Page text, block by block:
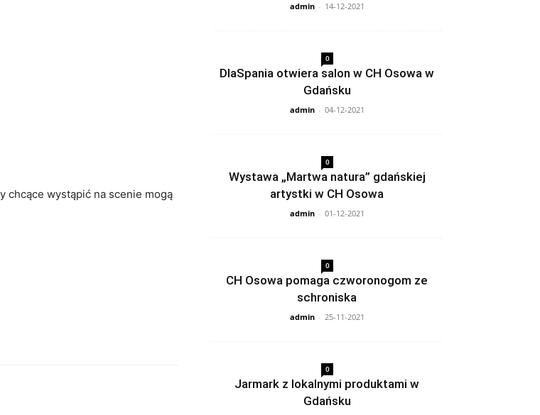
chcące wystąpić na scenie mogą
admin - 14-12-2021
0
DlaSpania otwiera salon w CH Osowa w
Gdańsku
admin - 04-12-2021
0
Wystawa „Martwa natura” gdańskiej
artystki w CH Osowa
admin - 01-12-2021
0
CH Osowa pomaga czworonogom ze
schroniska
admin - 25-11-2021
0
Jarmark z lokalnymi produktami w
Gdańsku